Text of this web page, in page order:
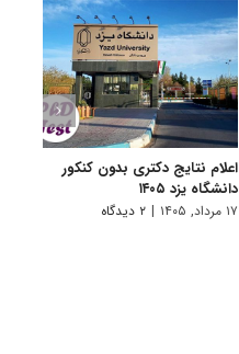
اعلام نتایج دکتری بدون کنکور
دانشگاه یزد ۱۴۰۵
۱۷ مرداد, ۱۴۰۵ | ۲ دیدگاه